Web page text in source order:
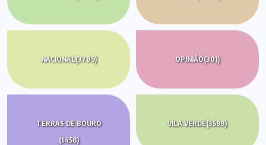
NACIONAL(3789) OPINIÃO(301)
TERRAS DE BOURO
(1458)
VILA VERDE(3598)